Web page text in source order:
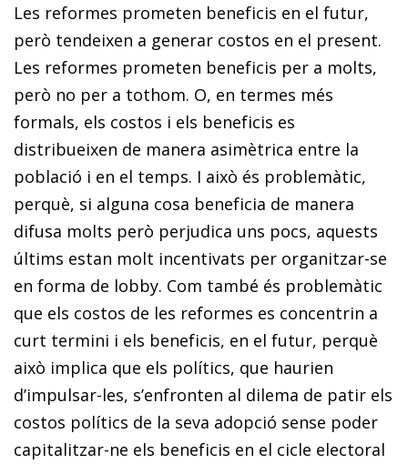
Les reformes prometen beneficis en el futur,
però tendeixen a generar costos en el present.
Les reformes prometen beneficis per a molts,
però no per a tothom. O, en termes més
formals, els costos i els beneficis es
distribueixen de manera asimètrica entre la
població i en el temps. I això és problemàtic,
perquè, si alguna cosa beneficia de manera
difusa molts però perjudica uns pocs, aquests
últims estan molt incentivats per organitzar-se
en forma de lobby. Com també és problemàtic
que els costos de les reformes es concentrin a
curt termini i els beneficis, en el futur, perquè
això implica que els polítics, que haurien
d’impulsar-les, s’enfronten al dilema de patir els
costos polítics de la seva adopció sense poder
capitalitzar-ne els beneficis en el cicle electoral